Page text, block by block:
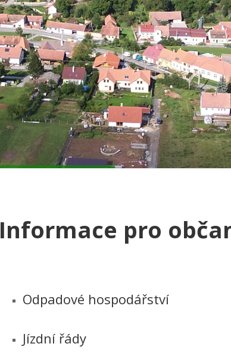
Informace pro
Odpadové hospodářství
Jízdní řády